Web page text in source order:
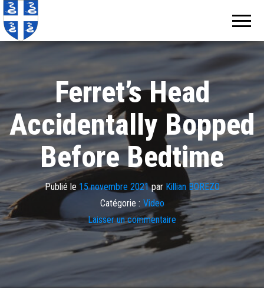
Ferret’s Head
Accidentally Bopped
Before Bedtime
Publié le 15 novembre 2021par Killian BOREZO
Catégorie : Video
Laisser un commentaire